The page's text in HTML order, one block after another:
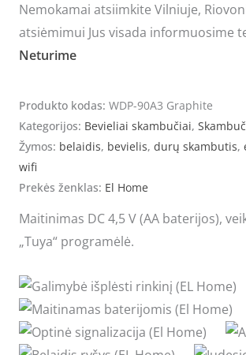
Nemokamai atsiimkite Vilniuje,
atsiėmimui Jus visada informuosime
Neturime
Produkto kodas: WDP-90A3 Graphite
Kategorijos: Bevieliai skambučiai,
Žymos: belaidis, bevielis, durų skambutis,
wifi
Prekės ženklas: El Home
Maitinimas DC 4,5 V (AA baterijos),
„Tuya“ programėlė.